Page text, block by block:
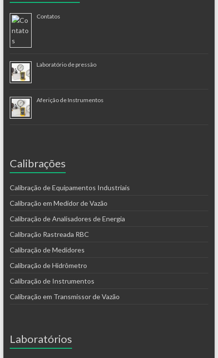
Contatos
Laboratório de pressão
Aferição de Instrumentos
Calibrações
Calibração de Equipamentos Industriais
Calibração em Medidor de Vazão
Calibração de Analisadores de Energia
Calibração Rastreada RBC
Calibração de Medidores
Calibração de Hidrômetro
Calibração de Instrumentos
Calibração em Transmissor de Vazão
Laboratórios